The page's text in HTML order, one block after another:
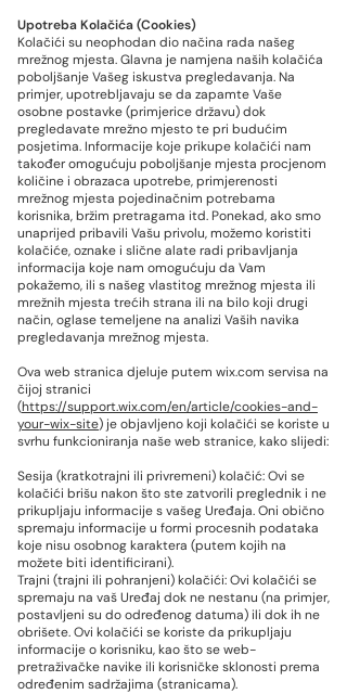
Upotreba Kolačića (Cookies)
Kolačići su neophodan dio načina rada našeg
mrežnog mjesta. Glavna je namjena naših kolačića
poboljšanje Vašeg iskustva pregledavanja. Na
primjer, upotrebljavaju se da zapamte Vaše
osobne postavke (primjerice državu) dok
pregledavate mrežno mjesto te pri budućim
posjetima. Informacije koje prikupe kolačići nam
također omogućuju poboljšanje mjesta procjenom
količine i obrazaca upotrebe, primjerenosti
mrežnog mjesta pojedinačnim potrebama
korisnika, bržim pretragama itd. Ponekad, ako smo
unaprijed pribavili Vašu privolu, možemo koristiti
kolačiće, oznake i slične alate radi pribavljanja
informacija koje nam omogućuju da Vam
pokažemo, ili s našeg vlastitog mrežnog mjesta ili
mrežnih mjesta trećih strana ili na bilo koji drugi
način, oglase temeljene na analizi Vaših navika
pregledavanja mrežnog mjesta.
Ova web stranica djeluje putem wix.com servisa na
čijoj stranici
(https://support.wix.com/en/article/cookies-and-
your-wix-site) je objavljeno koji kolačići se koriste u
svrhu funkcioniranja naše web stranice, kako slijedi:
Sesija (kratkotrajni ili privremeni) kolačić: Ovi se
kolačići brišu nakon što ste zatvorili preglednik i ne
prikupljaju informacije s vašeg Uređaja. Oni obično
spremaju informacije u formi procesnih podataka
koje nisu osobnog karaktera (putem kojih na
možete biti identificirani).
Trajni (trajni ili pohranjeni) kolačići: Ovi kolačići se
spremaju na vaš Uređaj dok ne nestanu (na primjer,
postavljeni su do određenog datuma) ili dok ih ne
obrišete. Ovi kolačići se koriste da prikupljaju
informacije o korisniku, kao što se web-
pretraživačke navike ili korisničke sklonosti prema
određenim sadržajima (stranicama).